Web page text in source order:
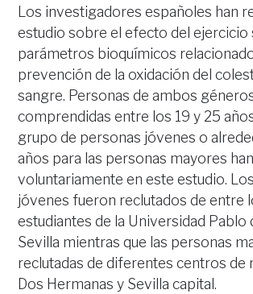
Los investigadores españoles han
estudio sobre el efecto del ejercicio
parámetros bioquímicos
prevención de la oxidación del
sangre. Personas de ambos
comprendidas entre los 19 y 25
grupo de personas jóvenes o
años para las personas mayores
voluntariamente en este estudio.
jóvenes fueron reclutados de entre
estudiantes de la Universidad Pablo
Sevilla mientras que las personas
reclutadas de diferentes centros de
Dos Hermanas y Sevilla capital.